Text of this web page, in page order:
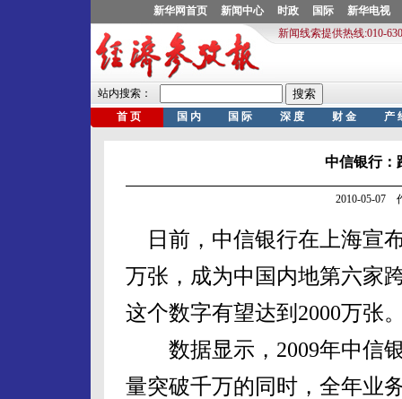
中信银行：
2010-05-07
日前，中信银行在上海宣
万张，成为中国内地第六家
这个数字有望达到2000万张
数据显示，2009年中信银
量突破千万的同时，全年业